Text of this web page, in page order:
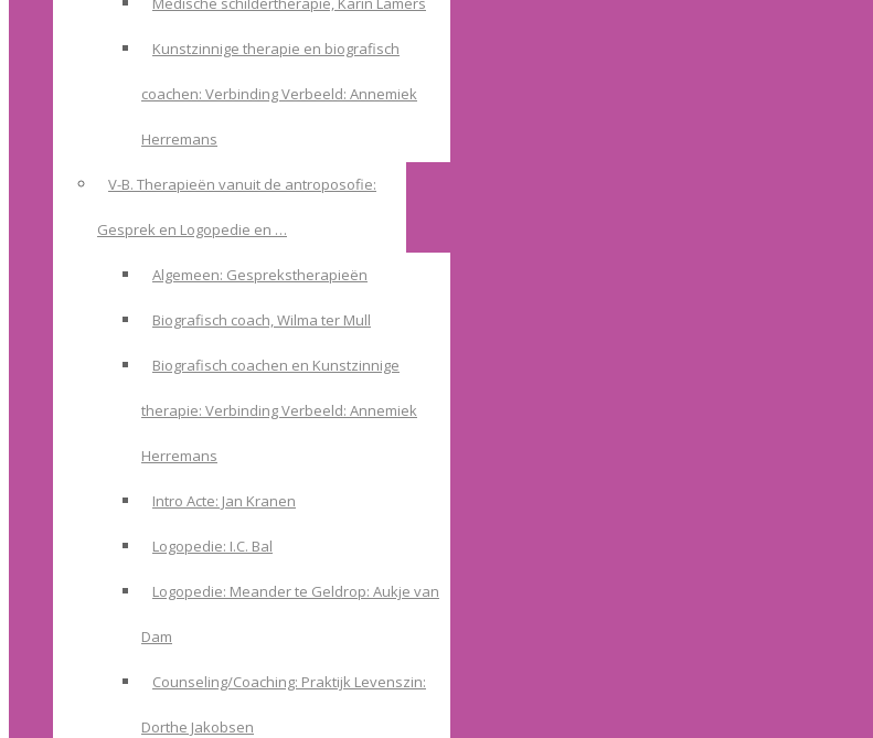
Kunstzinnige therapie en biografisch
coachen: Verbinding Verbeeld: Annemiek
Herremans
V-B. Therapieën vanuit de antroposofie:
Gesprek en Logopedie en …
Algemeen: Gesprekstherapieën
Biografisch coach, Wilma ter Mull
Biografisch coachen en Kunstzinnige
therapie: Verbinding Verbeeld: Annemiek
Herremans
Intro Acte: Jan Kranen
Logopedie: I.C. Bal
Logopedie: Meander te Geldrop: Aukje van
Dam
Counseling/Coaching: Praktijk Levenszin:
Dorthe Jakobsen